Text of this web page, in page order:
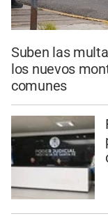
Suben las
los nuevos
comunes